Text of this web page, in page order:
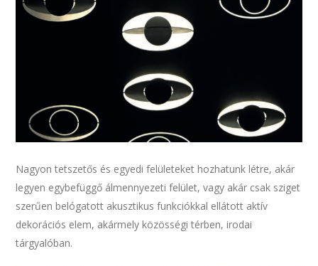
Nagyon tetszetős és egyedi felületeket hozhatunk létre, akár
legyen egybefüggő álmennyezeti felület, vagy akár csak sziget
szerűen belógatott akusztikus funkciókkal ellátott aktív
dekorációs elem, akármely közösségi térben, irodai
tárgyalóban.